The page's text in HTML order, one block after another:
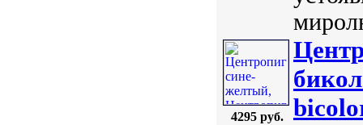
4295 руб.